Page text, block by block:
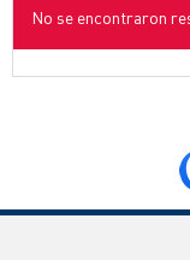
No se encontraron